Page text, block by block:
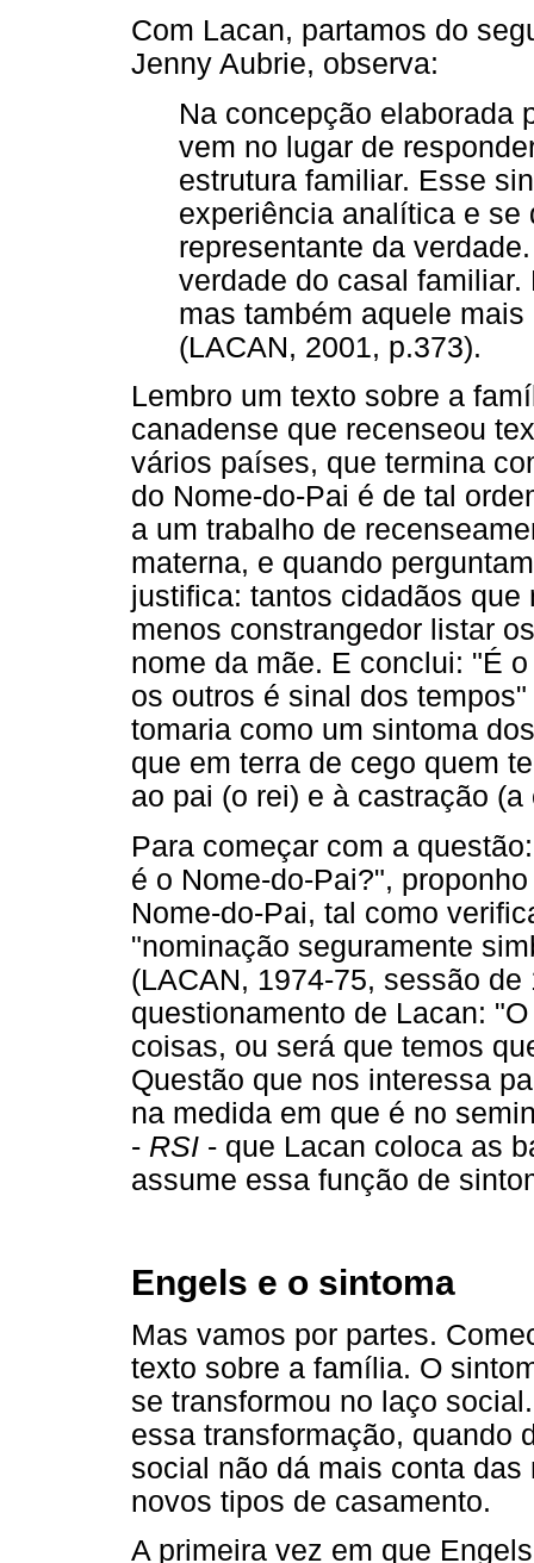
Com Lacan, partamos do
Jenny Aubrie, observa:
Na concepção elaborada
vem no lugar de
estrutura familiar. Esse
experiência analítica e se
representante da
verdade do casal
mas também aquele
(LACAN, 2001, p.373).
Lembro um texto sobre a
canadense que recenseou
vários países, que termina
do Nome-do-Pai é de tal
a um trabalho de
materna, e quando
justifica: tantos cidadãos
menos constrangedor listar
nome da mãe. E conclui: "É
os outros é sinal dos
tomaria como um sintoma
que em terra de cego quem
ao pai (o rei) e à castração (a
Para começar com a
é o Nome-do-Pai?",
Nome-do-Pai, tal como
"nominação seguramente
(LACAN, 1974-75, sessão
questionamento de Lacan:
coisas, ou será que temos
Questão que nos interessa
na medida em que é no
- RSI - que Lacan coloca as
assume essa função de
Engels e o sintoma
Mas vamos por partes.
texto sobre a família. O
se transformou no laço
essa transformação, quando
social não dá mais conta
novos tipos de casamento.
A primeira vez em que